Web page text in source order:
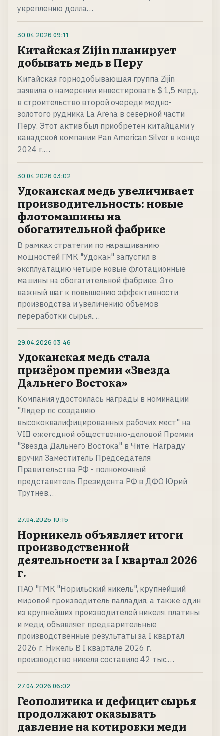
укреплению долла…
30.04.2026 09:11
Китайская Zijin планирует
добывать медь в Перу
Китайская горнодобывающая группа Zijin
заявила о намерении инвестировать $ 1,5 млрд.
в строительство второй очереди медно-
золотого рудника La Arena в северной части
Перу. Этот актив был приобретен китайцами у
канадской компании Pan American Silver в конце
2024 г.…
30.04.2026 03:02
Удоканская медь увеличивает
производительность: новые
флотомашины на
обогатительной фабрике
В рамках стратегии по наращиванию
мощностей ГМК "Удокан" запустил в
эксплуатацию четыре новые флотационные
машины на обогатительной фабрике. Это
важный шаг к повышению эффективности
производства и увеличению объемов
переработки сырья.…
29.04.2026 03:46
Удоканская медь стала
призёром премии «Звезда
Дальнего Востока»
Компания удостоилась награды в номинации
"Лидер по созданию
высококвалифицированных рабочих мест" на
VIII ежегодной общественно-деловой Премии
"Звезда Дальнего Востока" в Чите. Награду
вручил Заместитель Председателя
Правительства РФ - полномочный
представитель Президента РФ в ДФО Юрий
Трутнев.…
27.04.2026 10:15
Норникель объявляет итоги
производственной
деятельности за I квартал 2026
г.
ПАО "ГМК "Норильский никель", крупнейший
мировой производитель палладия, а также один
из крупнейших производителей никеля, платины
и меди, объявляет предварительные
производственные результаты за I квартал
2026 г. Никель В I квартале 2026 г.
производство никеля составило 42 тыс.…
27.04.2026 06:02
Геополитика и дефицит сырья
продолжают оказывать
давление на котировки меди